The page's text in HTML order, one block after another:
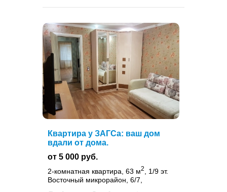
Квартира у ЗАГСа: ваш дом
вдали от дома.
от 5 000 руб.
2-комнатная квартира, 63 м2
, 1/9 эт.
Восточный микрорайон, 6/7,